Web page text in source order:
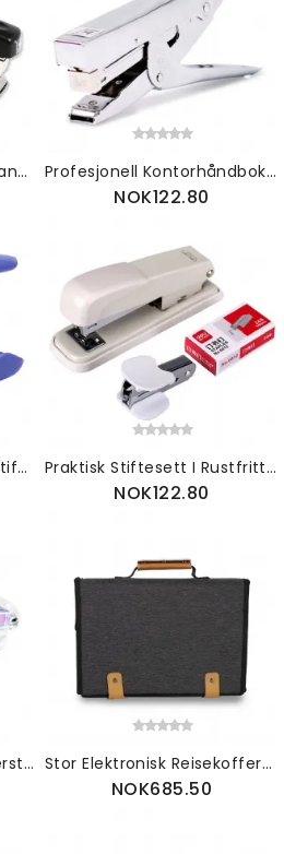
Kontorpapir Håndholdt Tang Arbeidsbesparende Stiftemaskin Innbindingsmaskin Og Skolemateriell Bok Manuell Skrivebordspapir Profesjonell Kontorhåndbok Metal Desktop Papir Stiftemaskin Mellomstort Ark 12. Stift Flat Clinch
NOK122.80
Høykvalitets Håndholdt Stiftefjerner Kontorstiftefjerner Arbeidsbesparende Og Behagelig For Ikke Å Skade Papirstiften Praktisk Stiftesett I Rustfritt Stål Inkludert Med Tilbehør Stifter Og Stiftfjerner
NOK122.80
Fargerik Titanbelagt Laserstiftemaskin Bærbar Skrivebordsstiftemaskin For Kontorrekvisita Skrivebordstilbehør Stor Elektronisk Reisekoffert Bærbart Elektronikktilbehør Oppbevaringspose For Reisebruk (grå)
NOK685.50